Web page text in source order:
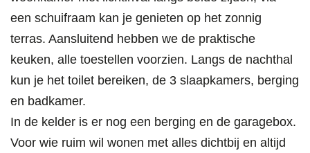
een schuifraam kan je genieten op het zonnig
terras. Aansluitend hebben we de praktische
keuken, alle toestellen voorzien. Langs de nachthal
kun je het toilet bereiken, de 3 slaapkamers, berging
en badkamer.
In de kelder is er nog een berging en de garagebox.
Voor wie ruim wil wonen met alles dichtbij en altijd